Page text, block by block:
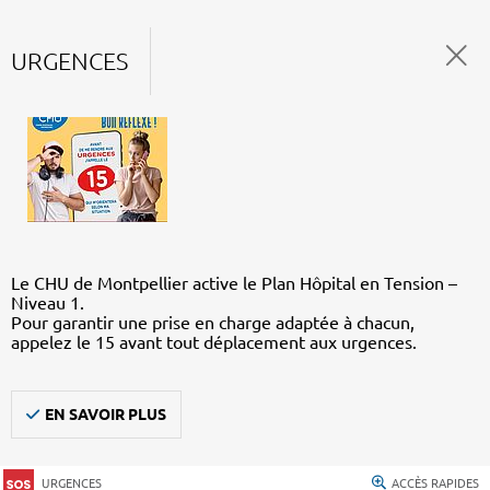
URGENCES
Le CHU de Montpellier active le Plan Hôpital en Tension –
Niveau 1.
Pour garantir une prise en charge adaptée à chacun,
appelez le 15 avant tout déplacement aux urgences.
EN SAVOIR PLUS
URGENCES ACCÈS RAPIDES